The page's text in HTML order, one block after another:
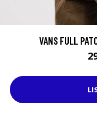
VANS FULL